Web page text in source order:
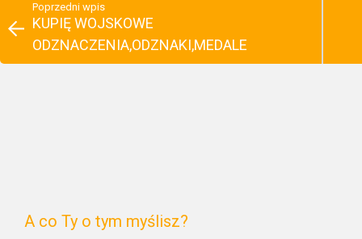
Poprzedni wpis
KUPIĘ WOJSKOWE
ODZNACZENIA,ODZNAKI,MEDALE
A co Ty o tym myślisz?